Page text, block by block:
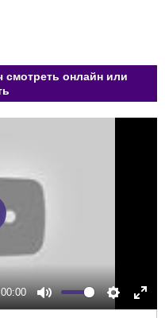
смотреть онлайн или
00:00
Mute Settings